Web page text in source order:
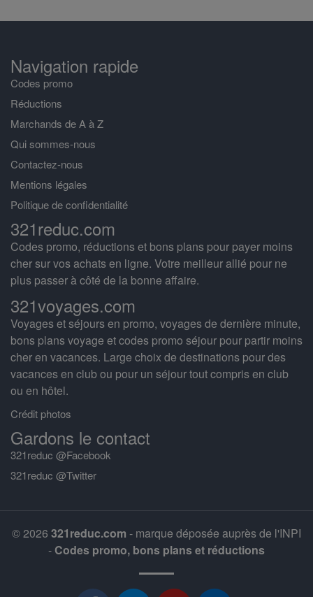
Navigation rapide
Codes promo
Réductions
Marchands de A à Z
Qui sommes-nous
Contactez-nous
Mentions légales
Politique de confidentialité
321reduc.com
Codes promo, réductions et bons plans pour payer moins
cher sur vos achats en ligne. Votre meilleur allié pour ne
plus passer à côté de la bonne affaire.
321voyages.com
Voyages et séjours en promo, voyages de dernière minute,
bons plans voyage et codes promo séjour pour partir moins
cher en vacances. Large choix de destinations pour des
vacances en club ou pour un séjour tout compris en club
ou en hôtel.
Crédit photos
Gardons le contact
321reduc @Facebook
321reduc @Twitter
© 2026 321reduc.com - marque déposée auprès de l'INPI
- Codes promo, bons plans et réductions